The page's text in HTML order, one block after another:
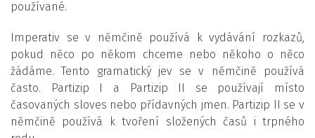
používané.
Imperativ se v němčině používá k vydávání rozkazů,
pokud něco po někom chceme nebo někoho o něco
žádáme. Tento gramatický jev se v němčině používá
často. Partizip I a Partizip II se používají místo
časovaných sloves nebo přídavných jmen. Partizip II se v
němčině používá k tvoření složených časů i trpného